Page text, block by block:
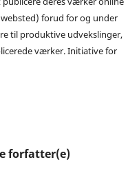
forud for og under
til produktive udvekslinger,
værker. Initiative for
forfatter(e)